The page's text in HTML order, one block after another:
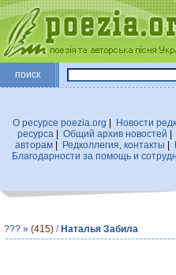
поиск
О ресурсе poezia.org
Новости
ресурса
Общий архив новостей
авторам| Редколлегия, контакты
Благодарности за помощь и
??? » (415) / Наталья Забила